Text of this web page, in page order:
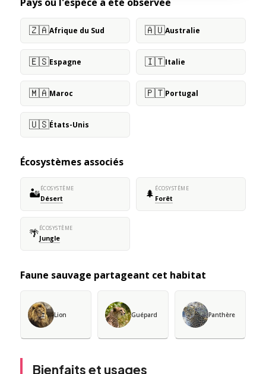
🇿🇦Afrique du Sud 🇦🇺Australie
🇪🇸Espagne 🇮🇹Italie
🇲🇦Maroc 🇵🇹Portugal
🇺🇸États-Unis
Écosystèmes associés
🏜️ÉCOSYSTÈME
Désert 🌲 ÉCOSYSTÈME
Forêt
🌴ÉCOSYSTÈME
Jungle
Faune sauvage partageant cet habitat
Lion Guépard Panthère
Bienfaits et usages